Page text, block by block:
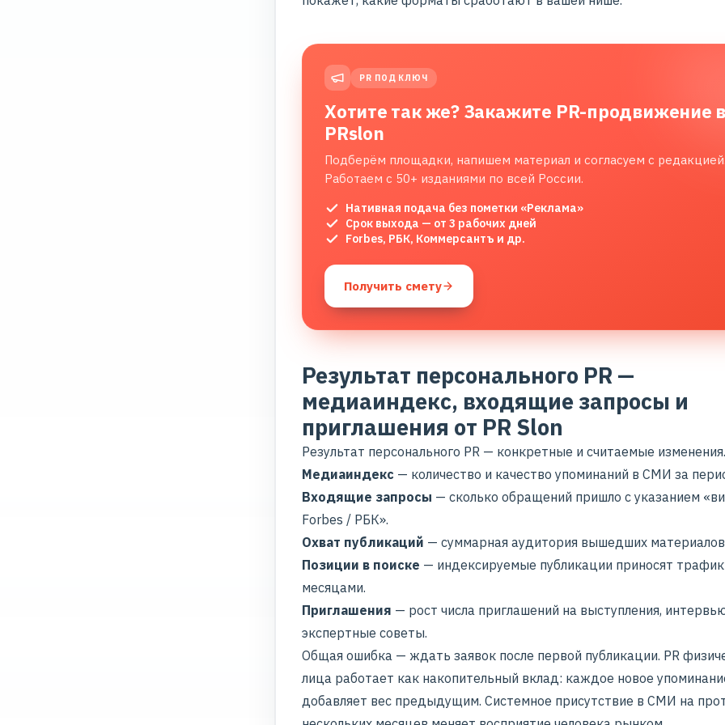
PR ПОД КЛЮЧ
Хотите так же? Закажите PR-продвижение
PRslon
Подберём площадки, напишем материал и согласуем с
Работаем с 50+ изданиями по всей России.
Нативная подача без пометки «Реклама»
Срок выхода — от 3 рабочих дней
Forbes, РБК, Коммерсантъ и др.
Получить смету
Результат персонального PR —
медиаиндекс, входящие запросы и
приглашения от PR Slon
Результат персонального PR — конкретные и считаемые изменения.
Медиаиндекс — количество и качество упоминаний в СМИ за
Входящие запросы — сколько обращений пришло с указанием «
Forbes / РБК».
Охват публикаций — суммарная аудитория вышедших
Позиции в поиске — индексируемые публикации приносят трафик
месяцами.
Приглашения — рост числа приглашений на выступления,
экспертные советы.
Общая ошибка — ждать заявок после первой публикации. PR
лица работает как накопительный вклад: каждое новое
добавляет вес предыдущим. Системное присутствие в СМИ на